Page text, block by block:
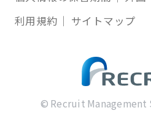
利用規約
サイトマップ
© Recruit Management